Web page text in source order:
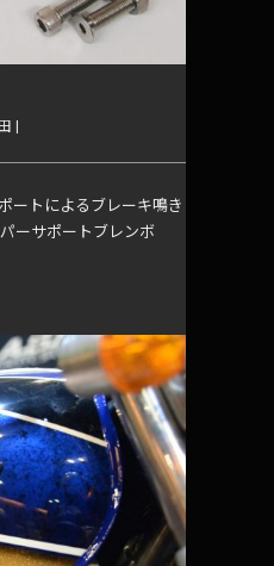
|
ートによるブレーキ鳴き
ーサポートブレンボ